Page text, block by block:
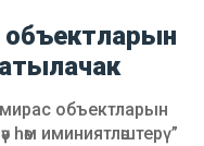
объектларын
мирас объектларын
һәм иминиятләштерү”